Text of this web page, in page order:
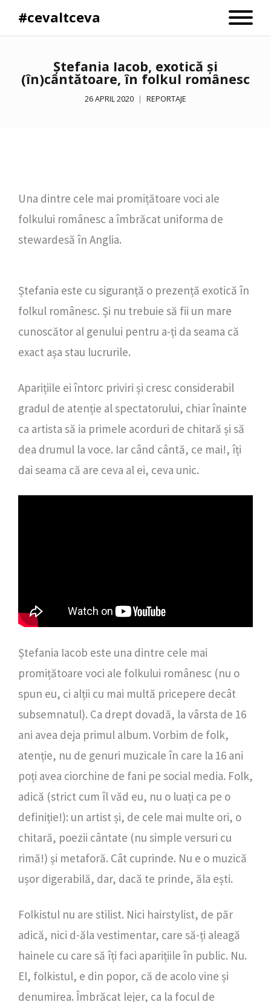
#cevaltceva
Ștefania Iacob, exotică și
(în)cântătoare, în folkul românesc
26 APRIL 2020 REPORTAJE
Una dintre cele mai promițătoare voci ale
folkului românesc a îmbrăcat uniforma de
stewardesă în Anglia.
Ștefania este cu siguranță o prezență exotică în
folkul românesc. Și nu trebuie să fii un mare
cunoscător al genului pentru a-ți da seama că
exact așa stau lucrurile.
Aparițiile ei întorc priviri și cresc considerabil
gradul de atenție al spectatorului, chiar înainte
ca artista să ia primele acorduri de chitară și să
dea drumul la voce. Iar când cântă, ce mai!, îți
dai seama că are ceva al ei, ceva unic.
Ștefania Iacob este una dintre cele mai
promițătoare voci ale folkului românesc (nu o
spun eu, ci alții cu mai multă pricepere decât
subsemnatul). Ca drept dovadă, la vârsta de 16
ani avea deja primul album. Vorbim de folk,
atenție, nu de genuri muzicale în care la 16 ani
poți avea ciorchine de fani pe social media. Folk,
adică (strict cum îl văd eu, nu o luați ca pe o
definiție!): un artist și, de cele mai multe ori, o
chitară, poezii cântate (nu simple versuri cu
rimă!) și metaforă. Cât cuprinde. Nu e o muzică
ușor digerabilă, dar, dacă te prinde, ăla ești.
Folkistul nu are stilist. Nici hairstylist, de păr
adică, nici d-ăla vestimentar, care să-ți aleagă
hainele cu care să îți faci aparițiile în public. Nu.
El, folkistul, e din popor, că de acolo vine și
denumirea. Îmbrăcat lejer, ca la focul de